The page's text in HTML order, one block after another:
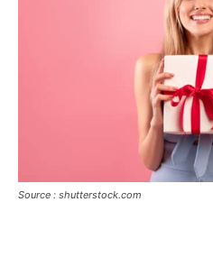
Source : shutterstock.com